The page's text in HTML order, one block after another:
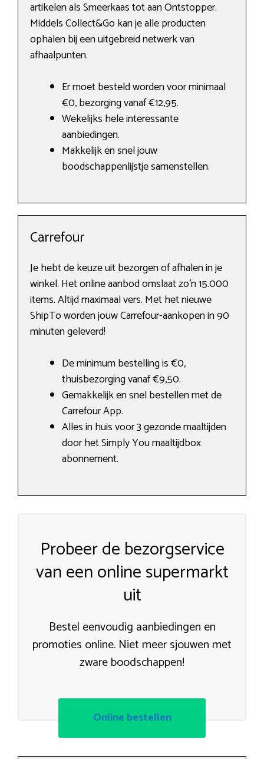
artikelen als Smeerkaas tot aan Ontstopper.
Middels Collect&Go kan je alle producten
ophalen bij een uitgebreid netwerk van
afhaalpunten.
Er moet besteld worden voor minimaal
€0, bezorging vanaf €12,95.
Wekelijks hele interessante
aanbiedingen.
Makkelijk en snel jouw
boodschappenlijstje samenstellen.
Carrefour
Je hebt de keuze uit bezorgen of afhalen in je
winkel. Het online aanbod omslaat zo’n 15.000
items. Altijd maximaal vers. Met het nieuwe
ShipTo worden jouw Carrefour-aankopen in 90
minuten geleverd!
De minimum bestelling is €0,
thuisbezorging vanaf €9,50.
Gemakkelijk en snel bestellen met de
Carrefour App.
Alles in huis voor 3 gezonde maaltijden
door het Simply You maaltijdbox
abonnement.
Probeer de bezorgservice
van een online supermarkt
uit
Bestel eenvoudig aanbiedingen en
promoties online. Niet meer sjouwen met
zware boodschappen!
Online bestellen